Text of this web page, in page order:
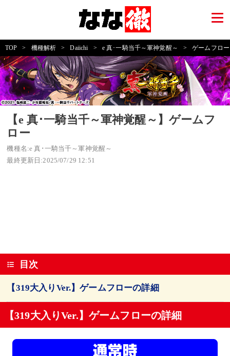
TOP > 機種解析 > Daiichi > e 真･一騎当千～軍神覚醒～ > ゲームフロー
【e 真･一騎当千～軍神覚醒～】ゲームフ
ロー
機種名:e 真･一騎当千～軍神覚醒～
最終更新日:2025/07/29 12:51
目次
【319大入りVer.】ゲームフローの詳細
【319大入りVer.】ゲームフローの詳細